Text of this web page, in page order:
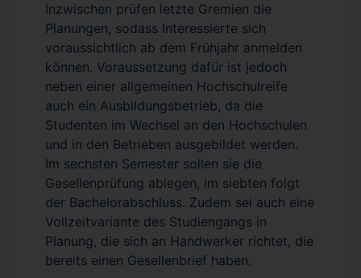
Inzwischen prüfen letzte Gremien die
Planungen, sodass Interessierte sich
voraussichtlich ab dem Frühjahr anmelden
können. Voraussetzung dafür ist jedoch
neben einer allgemeinen Hochschulreife
auch ein Ausbildungsbetrieb, da die
Studenten im Wechsel an den Hochschulen
und in den Betrieben ausgebildet werden.
Im sechsten Semester sollen sie die
Gesellenprüfung ablegen, im siebten folgt
der Bachelorabschluss. Zudem sei auch eine
Vollzeitvariante des Studiengangs in
Planung, die sich an Handwerker richtet, die
bereits einen Gesellenbrief haben.